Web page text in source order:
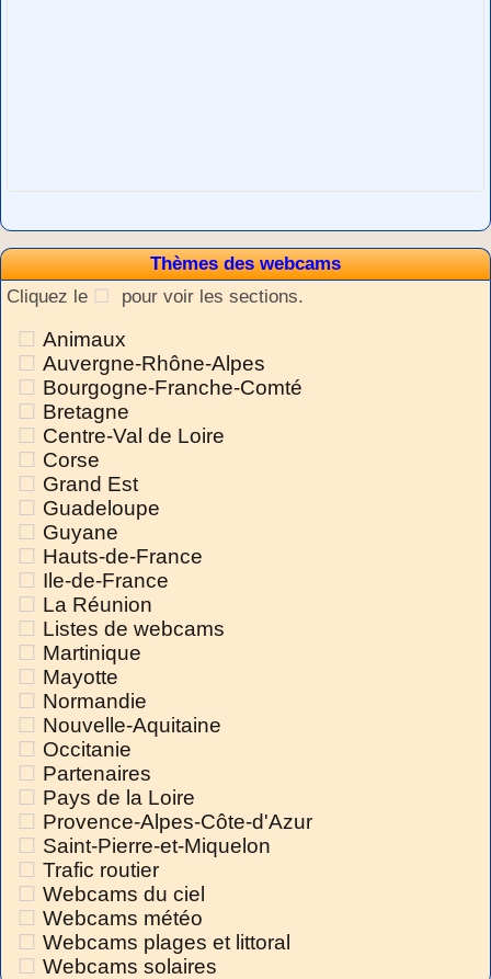
Thèmes des webcams
Cliquez le
pour voir les sections.
Animaux
Auvergne-Rhône-Alpes
Bourgogne-Franche-Comté
Bretagne
Centre-Val de Loire
Corse
Grand Est
Guadeloupe
Guyane
Hauts-de-France
Ile-de-France
La Réunion
Listes de webcams
Martinique
Mayotte
Normandie
Nouvelle-Aquitaine
Occitanie
Partenaires
Pays de la Loire
Provence-Alpes-Côte-d'Azur
Saint-Pierre-et-Miquelon
Trafic routier
Webcams du ciel
Webcams météo
Webcams plages et littoral
Webcams solaires